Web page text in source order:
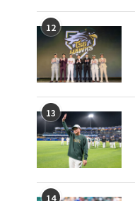
12
13
14